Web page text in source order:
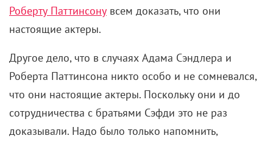
Роберту Паттинсону всем доказать, что они
настоящие актеры.
Другое дело, что в случаях Адама Сэндлера и
Роберта Паттинсона никто особо и не сомневался,
что они настоящие актеры. Поскольку они и до
сотрудничества с братьями Сэфди это не раз
доказывали. Надо было только напомнить,